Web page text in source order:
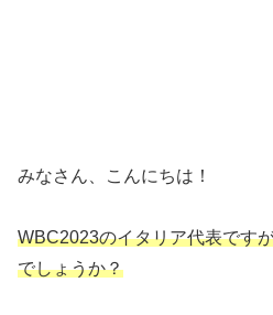
みなさん、こんにちは！
WBC2023のイタリア代表です
でしょうか？